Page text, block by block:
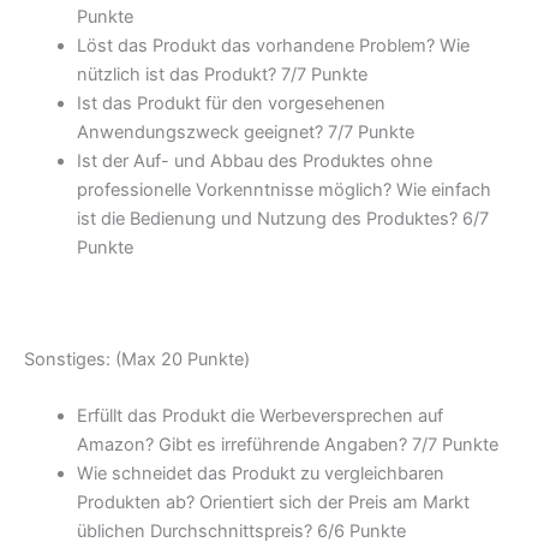
Punkte
Löst das Produkt das vorhandene Problem? Wie
nützlich ist das Produkt? 7/7 Punkte
Ist das Produkt für den vorgesehenen
Anwendungszweck geeignet? 7/7 Punkte
Ist der Auf- und Abbau des Produktes ohne
professionelle Vorkenntnisse möglich? Wie einfach
ist die Bedienung und Nutzung des Produktes? 6/7
Punkte
Sonstiges: (Max 20 Punkte)
Erfüllt das Produkt die Werbeversprechen auf
Amazon? Gibt es irreführende Angaben? 7/7 Punkte
Wie schneidet das Produkt zu vergleichbaren
Produkten ab? Orientiert sich der Preis am Markt
üblichen Durchschnittspreis? 6/6 Punkte